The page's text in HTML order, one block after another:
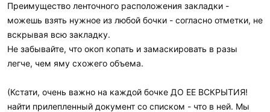
Преимущество ленточного расположения закладки -
можешь взять нужное из любой бочки - согласно отметки, не
вскрывая всю закладку.
Не забывайте, что окоп копать и замаскировать в разы
легче, чем яму схожего объема.
(Кстати, очень важно на каждой бочке ДО ЕЕ ВСКРЫТИЯ!
найти прилепленный документ со списком - что в ней. Мы